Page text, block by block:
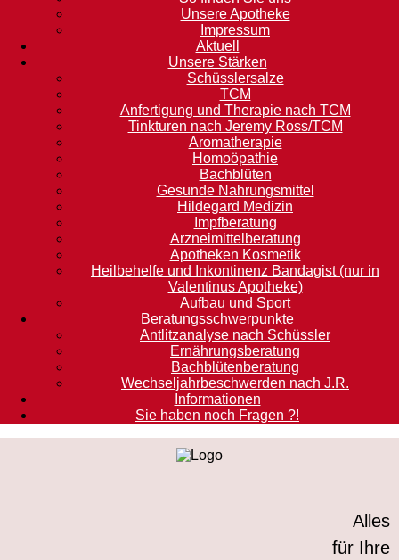
Unsere Apotheke
Impressum
Aktuell
Unsere Stärken
Schüsslersalze
TCM
Anfertigung und Therapie nach TCM
Tinkturen nach Jeremy Ross/TCM
Aromatherapie
Homoöpathie
Bachblüten
Gesunde Nahrungsmittel
Hildegard Medizin
Impfberatung
Arzneimittelberatung
Apotheken Kosmetik
Heilbehelfe und Inkontinenz Bandagist (nur in
Valentinus Apotheke)
Aufbau und Sport
Beratungsschwerpunkte
Antlitzanalyse nach Schüssler
Ernährungsberatung
Bachblütenberatung
Wechseljahrbeschwerden nach J.R.
Informationen
Sie haben noch Fragen ?!
Alles
für Ihre